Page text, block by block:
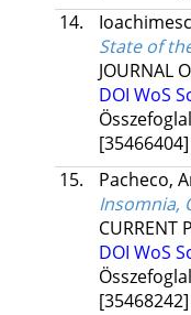
14.
State of
JOURNAL
DOI WoS
[35466404]
15.
Pacheco,
Insomnia,
CURRENT
DOI WoS
[35468242]